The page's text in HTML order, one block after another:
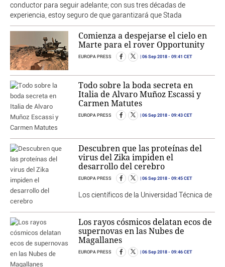
conductor para seguir adelante; con sus tres décadas de
experiencia, estoy seguro de que garantizará que Stada
Comienza a despejarse el cielo en
Marte para el rover Opportunity
EUROPA PRESS 06 Sep 2018 - 09:41 CET
Todo sobre la boda secreta en
Italia de Alvaro Muñoz Escassi y
Carmen Matutes
EUROPA PRESS 06 Sep 2018 - 09:43 CET
Descubren que las proteínas del
virus del Zika impiden el
desarrollo del cerebro
EUROPA PRESS 06 Sep 2018 - 09:45 CET
Los científicos de la Universidad Técnica de
Los rayos cósmicos delatan ecos de
supernovas en las Nubes de
Magallanes
EUROPA PRESS 06 Sep 2018 - 09:46 CET